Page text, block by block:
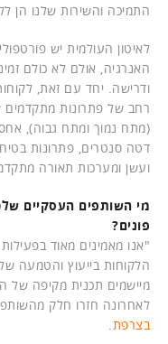
התמיכה והשירות שלנו הן
לאיטון העולמית יש
האנרגיה, אולם לא כולם
ודרישה. יחד עם זאת,
רחב של פתרונות
(מתח נמוך ומתח גבוה),
דטה סנטרים, פתרונות
ועשן ומערכות תאורה
מי השותפים העסקיים
פונים?
"אנו מאמינים מאוד
הלקוחות בייעוץ והטמעה של
מיישמים תכנית מקיפה של
לאחרונה חזרו חלק
בצרפת